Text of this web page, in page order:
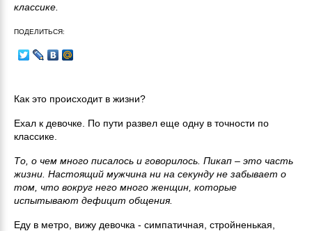
классике.
ПОДЕЛИТЬСЯ:
Как это происходит в жизни?
Ехал к девочке. По пути развел еще одну в точности по
классике.
То, о чем много писалось и говорилось. Пикап – это часть
жизни. Настоящий мужчина ни на секунду не забывает о
том, что вокруг него много женщин, которые
испытывают дефицит общения.
Еду в метро, вижу девочка - симпатичная, стройненькая,